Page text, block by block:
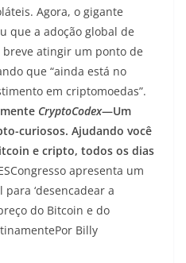
Agora, o gigante
que a adoção global de
atingir um ponto de
que “ainda está no
em criptomoedas”.
CryptoCodex—Um
curiosos. Ajudando você
e cripto, todos os dias
apresenta um
‘desencadear a
do Bitcoin e do
Por Billy